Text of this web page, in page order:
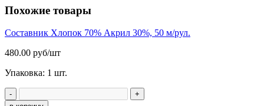
Похожие товары
Составник Хлопок 70% Акрил 30%, 50 м/рул.
480.00 руб/шт
Упаковка: 1 шт.
-
+